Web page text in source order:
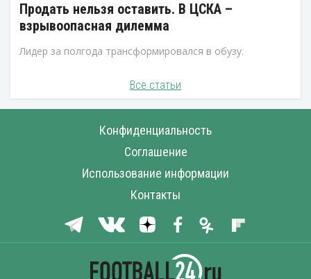
Продать нельзя оставить. В ЦСКА –
взрывоопасная дилемма
Лидер за полгода трансформировался в обузу.
Все статьи
Конфиденциальность
Соглашение
Использование информации
Контакты